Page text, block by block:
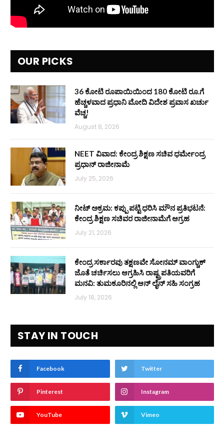
OUR PICKS
36 ಕೋಟಿ ರೂಪಾಯಿಯಿಂದ 180 ಕೋಟಿ ರೂ.ಗೆ
ಹೆಚ್ಚಳವಾದ ಪ್ರಧಾನಿ ಮೋದಿ ವಿದೇಶ ಪ್ರವಾಸ ಖರ್ಚು
ವೆಚ್ಚ!
August 8, 2026
NEET ವಿವಾದ: ಕೇಂದ್ರ ಶಿಕ್ಷಣ ಸಚಿವ ಧರ್ಮೇಂದ್ರ
ಪ್ರಧಾನ್ ರಾಜೀನಾಮೆ
July 25, 2026
ನೀಟ್ ಅಕ್ರಮ: ಕಪ್ಪು ಪಟ್ಟಿ ಧರಿಸಿ ಮೌನ ಪ್ರತಿಭಟನೆ:
ಕೇಂದ್ರ ಶಿಕ್ಷಣ ಸಚಿವರ ರಾಜೀನಾಮೆಗೆ ಆಗ್ರಹ
July 21, 2026
ಕೇಂದ್ರ ಸರ್ಕಾರವು ತಕ್ಷಣವೇ ಸೋನಮ್ ವಾಂಗ್ಚುಕ್
ಜೊತೆ ಚರ್ಚಿಸಲು ಆಗ್ರಹಿಸಿ ರಾಷ್ಟ್ರಪತಿಯವರಿಗೆ
ಮನವಿ: ತುಮಕೂರಿನಲ್ಲಿ ಆನ್‌ ಲೈನ್ ಸಹಿ ಸಂಗ್ರಹ
July 18, 2026
STAY IN TOUCH
Facebook Twitter
Pinterest Instagram
YouTube Vimeo